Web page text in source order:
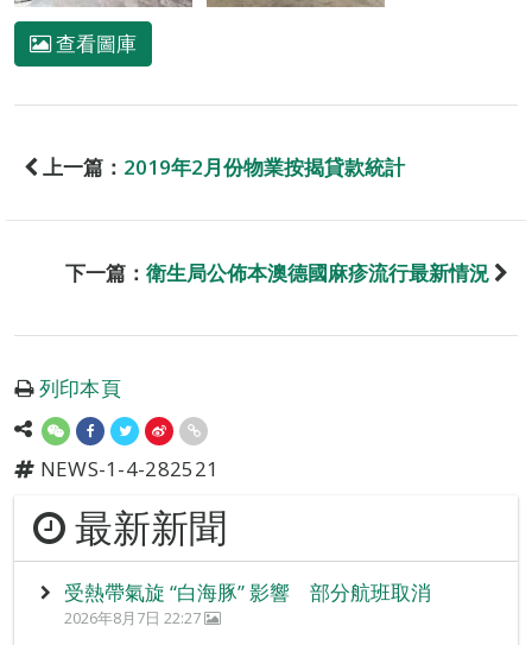
查看圖庫
上一篇： 2019年2月份物業按揭貸款統計
下一篇： 衛生局公佈本澳德國麻疹流行最新情況
列印本頁
NEWS-1-4-282521
最新新聞
受熱帶氣旋 “白海豚” 影響 部分航班取消
2026年8月7日 22:27